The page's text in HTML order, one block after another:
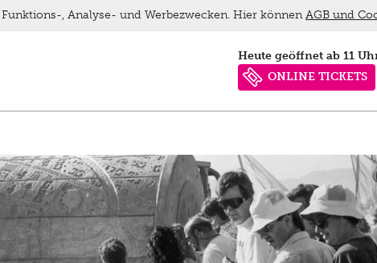
heute geöffnet ab 11
ONLINE TICKETS
, Analyse- und Werbezwecken. Hier könnenAGB und